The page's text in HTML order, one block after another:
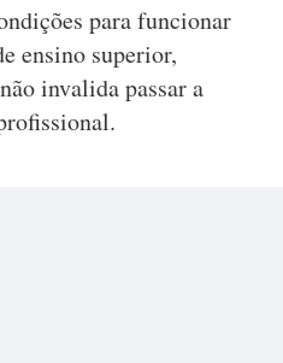
para funcionar
ensino superior,
invalida passar a